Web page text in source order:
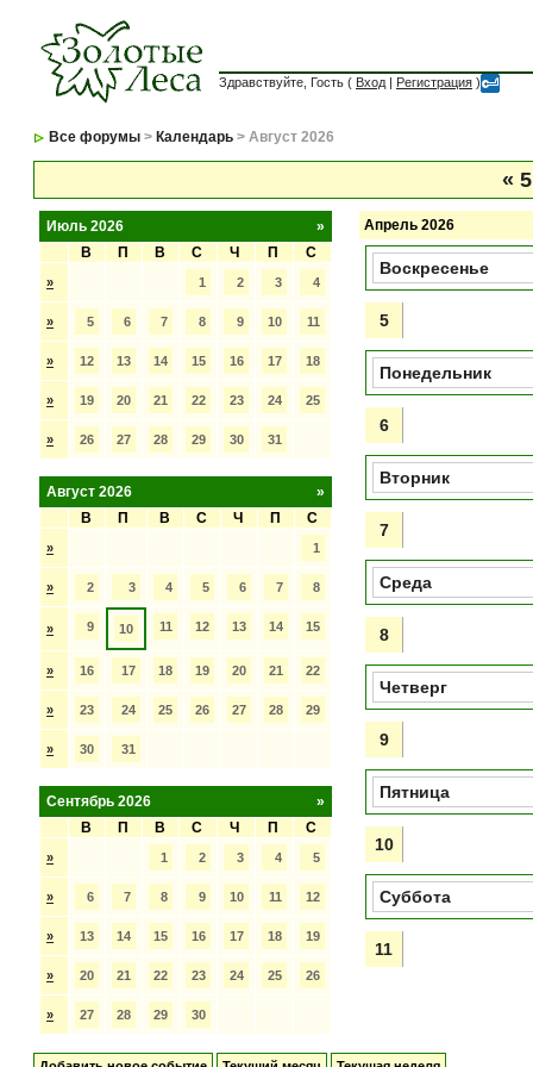
Здравствуйте, Гость ( Вход | Регистрация )
Все форумы > Календарь > Август 2026
«
»
Июль 2026
В
П В С Ч П С
» 1 2 3 4
» 5 6 7 8 9 10 11
» 12 13 14 15 16 17 18
» 19 20 21 22 23 24 25
» 26 27 28 29 30 31
»
Август 2026
В
П В С Ч П С
» 1
» 2 3 4 5 6 7 8
» 9 10 11 12 13 14 15
» 16 17 18 19 20 21 22
» 23 24 25 26 27 28 29
» 30 31
»
Сентябрь 2026
В
П В С Ч П С
» 1 2 3 4 5
» 6 7 8 9 10 11 12
» 13 14 15 16 17 18 19
» 20 21 22 23 24 25 26
» 27 28 29 30
Апрель 2026
Воскресенье
5
Понедельник
6
Вторник
7
Среда
8
Четверг
9
Пятница
10
Суббота
11